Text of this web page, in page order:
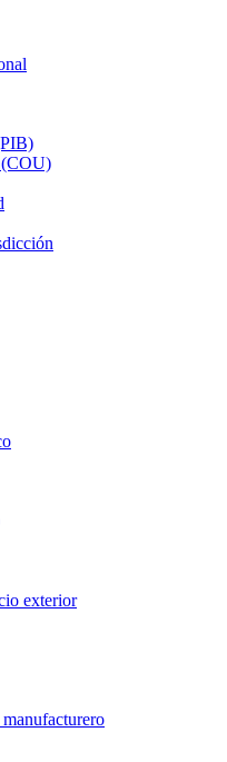
(COU)
exterior